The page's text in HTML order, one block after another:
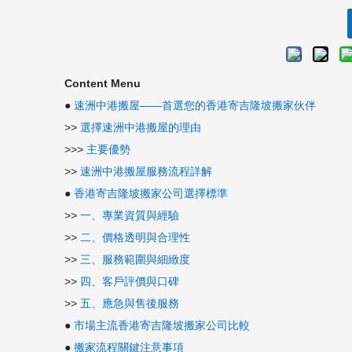
Content Menu
● 速洲中港搬屋——首選您的香港寄吉隆坡搬家伙伴
>> 選擇速洲中港搬屋的理由
>>> 主要優勢
>> 速洲中港搬屋服務流程詳解
● 香港寄吉隆坡搬家公司選擇標準
>> 一、專業資質與經驗
>> 二、價格透明與合理性
>> 三、服務範圍與細緻度
>> 四、客戶評價與口碑
>> 五、應急與售後服務
● 市場主流香港寄吉隆坡搬家公司比較
● 搬家流程關鍵注意事項